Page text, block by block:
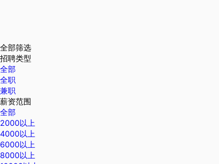
全部筛选
招聘类型
全部
全职
兼职
薪资范围
全部
2000以上
4000以上
6000以上
8000以上